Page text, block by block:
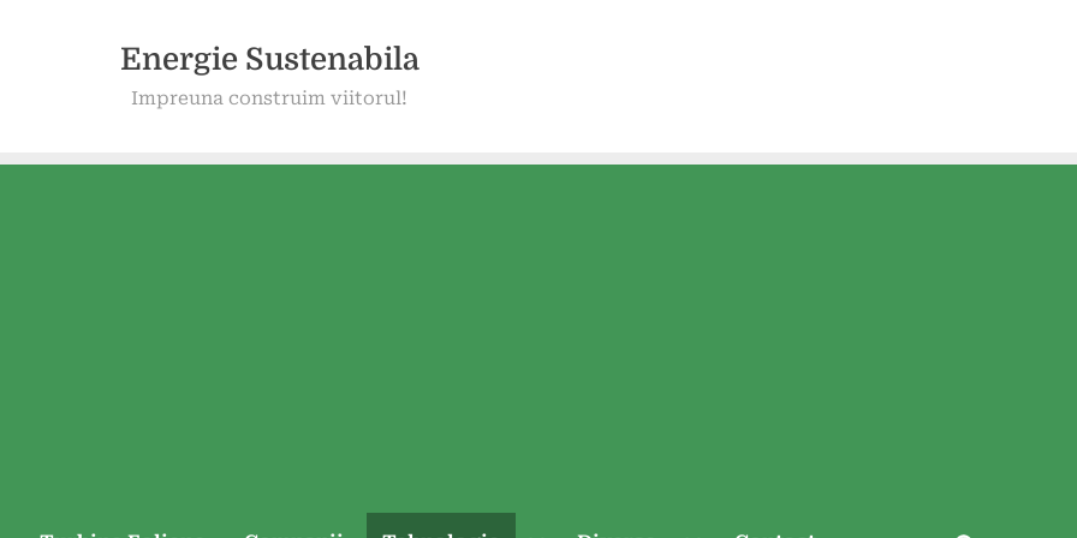
Energie Sustenabila
Impreuna construim viitorul!